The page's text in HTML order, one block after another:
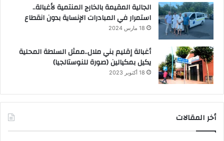
الجالية المقيمة بالخارج المنتمية لأغبالة..
استمرار في المبادرات الإنساية بدون انقطاع
18 مارس 2024
أغبالة إقليم بني ملال..ممثل السلطة المحلية
يكيل بمكيالين (صورة للنوستالجيا)
18 أكتوبر 2023
أخر المقالات